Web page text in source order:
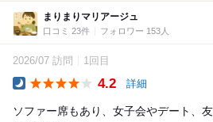
まりまりマリアージュ
口コミ 23件 フォロワー 153人
2026/07 訪問 1回目
4.2 詳細
ソファー席もあり、女子会やデート、